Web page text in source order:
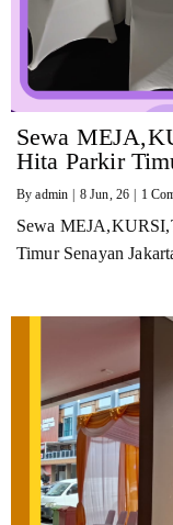
Sewa
Hita Parkir
Byadmin | 8 Jun, 26 | 1
Sewa
Timur Senayan